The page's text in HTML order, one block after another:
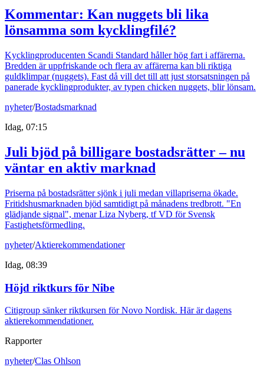
Kommentar: Kan nuggets bli lika
lönsamma som kycklingfilé?
Kycklingproducenten Scandi Standard håller hög fart i affärerna.
Bredden är uppfriskande och flera av affärerna kan bli riktiga
guldklimpar (nuggets). Fast då vill det till att just storsatsningen på
panerade kycklingprodukter, av typen chicken nuggets, blir lönsam.
nyheter/Bostadsmarknad
Idag, 07:15
Juli bjöd på billigare bostadsrätter – nu
väntar en aktiv marknad
Priserna på bostadsrätter sjönk i juli medan villapriserna ökade.
Fritidshusmarknaden bjöd samtidigt på månadens tredbrott. "En
glädjande signal", menar Liza Nyberg, tf VD för Svensk
Fastighetsförmedling.
nyheter/Aktierekommendationer
Idag, 08:39
Höjd riktkurs för Nibe
Citigroup sänker riktkursen för Novo Nordisk. Här är dagens
aktierekommendationer.
Rapporter
nyheter/Clas Ohlson